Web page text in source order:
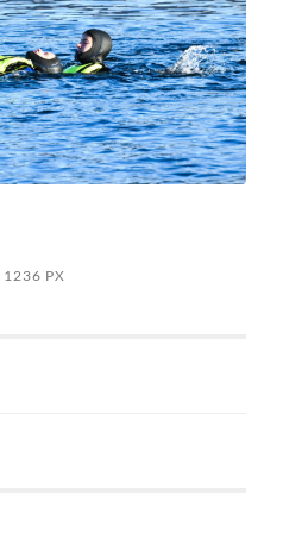
1236 PX